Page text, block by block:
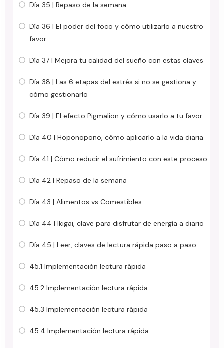
Día 35 | Repaso de la semana
Día 36 | El poder del foco y cómo utilizarlo a nuestro
favor
Día 37 | Mejora tu calidad del sueño con estas claves
Día 38 | Las 6 etapas del estrés si no se gestiona y
cómo gestionarlo
Día 39 | El efecto Pigmalion y cómo usarlo a tu favor
Día 40 | Hoponopono, cómo aplicarlo a la vida diaria
Día 41 | Cómo reducir el sufrimiento con este proceso
Día 42 | Repaso de la semana
Día 43 | Alimentos vs Comestibles
Día 44 | Ikigai, clave para disfrutar de energía a diario
Día 45 | Leer, claves de lectura rápida paso a paso
45.1 Implementación lectura rápida
45.2 Implementación lectura rápida
45.3 Implementación lectura rápida
45.4 Implementación lectura rápida